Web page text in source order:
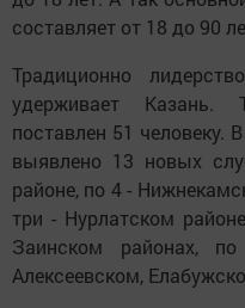
составляет от 18 до 90
Традиционно
удерживает Казань.
поставлен 51 человеку.
выявлено 13 новых
районе, по 4 -
три - Нурлатском
Заинском районах,
Алексеевском,